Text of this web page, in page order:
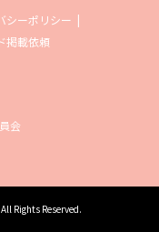
シーポリシー
掲載依頼
会
Rights Reserved.